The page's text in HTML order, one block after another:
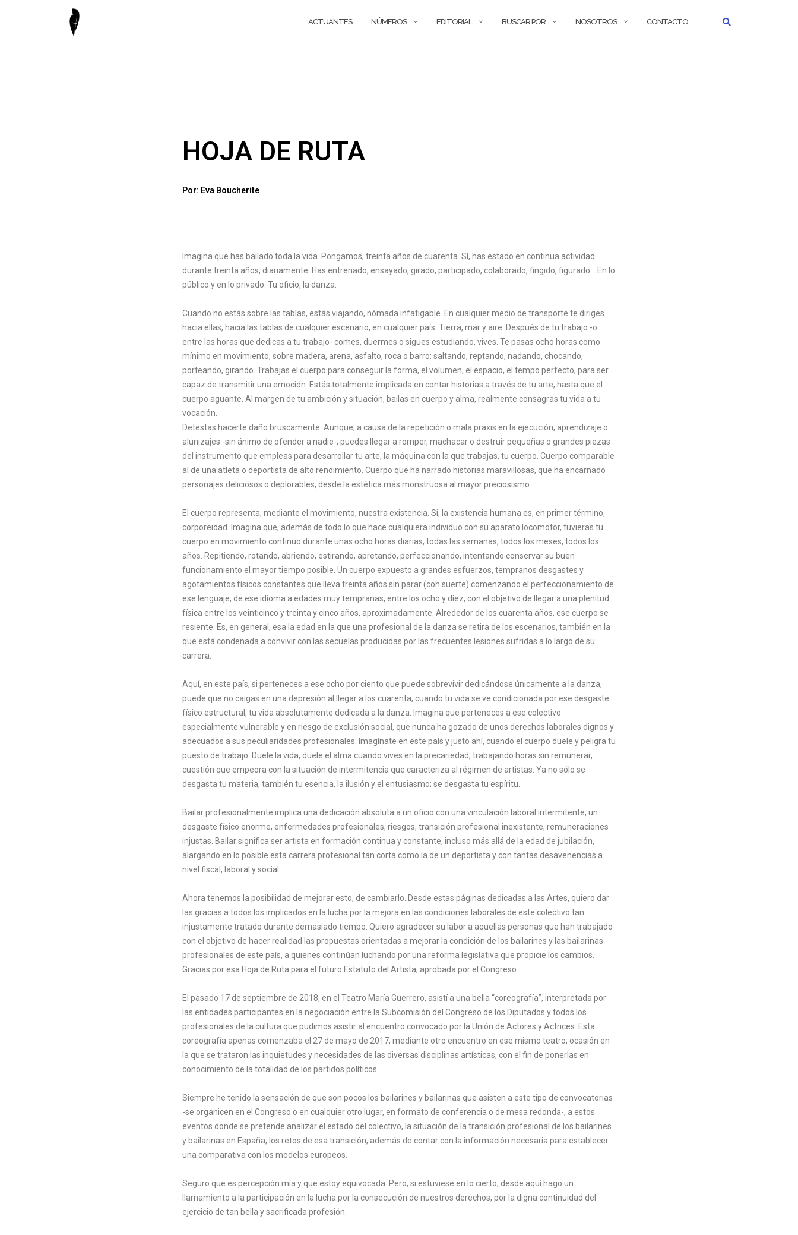
ACTUANTES NÚMEROS EDITORIAL BUSCAR POR NOSOTROS CONTACTO
HOJA DE RUTA
Por: Eva Boucherite
Imagina que has bailado toda la vida. Pongamos, treinta años de cuarenta. Sí, has estado en continua actividad
durante treinta años, diariamente. Has entrenado, ensayado, girado, participado, colaborado, fingido, figurado… En lo
público y en lo privado. Tu oficio, la danza.
Cuando no estás sobre las tablas, estás viajando, nómada infatigable. En cualquier medio de transporte te diriges
hacia ellas, hacia las tablas de cualquier escenario, en cualquier país. Tierra, mar y aire. Después de tu trabajo -o
entre las horas que dedicas a tu trabajo- comes, duermes o sigues estudiando, vives. Te pasas ocho horas como
mínimo en movimiento; sobre madera, arena, asfalto, roca o barro: saltando, reptando, nadando, chocando,
porteando, girando. Trabajas el cuerpo para conseguir la forma, el volumen, el espacio, el tempo perfecto, para ser
capaz de transmitir una emoción. Estás totalmente implicada en contar historias a través de tu arte, hasta que el
cuerpo aguante. Al margen de tu ambición y situación, bailas en cuerpo y alma, realmente consagras tu vida a tu
vocación.
Detestas hacerte daño bruscamente. Aunque, a causa de la repetición o mala praxis en la ejecución, aprendizaje o
alunizajes -sin ánimo de ofender a nadie-, puedes llegar a romper, machacar o destruir pequeñas o grandes piezas
del instrumento que empleas para desarrollar tu arte, la máquina con la que trabajas, tu cuerpo. Cuerpo comparable
al de una atleta o deportista de alto rendimiento. Cuerpo que ha narrado historias maravillosas, que ha encarnado
personajes deliciosos o deplorables, desde la estética más monstruosa al mayor preciosismo.
El cuerpo representa, mediante el movimiento, nuestra existencia. Si, la existencia humana es, en primer término,
corporeidad. Imagina que, además de todo lo que hace cualquiera individuo con su aparato locomotor, tuvieras tu
cuerpo en movimiento continuo durante unas ocho horas diarias, todas las semanas, todos los meses, todos los
años. Repitiendo, rotando, abriendo, estirando, apretando, perfeccionando, intentando conservar su buen
funcionamiento el mayor tiempo posible. Un cuerpo expuesto a grandes esfuerzos, tempranos desgastes y
agotamientos físicos constantes que lleva treinta años sin parar (con suerte) comenzando el perfeccionamiento de
ese lenguaje, de ese idioma a edades muy tempranas, entre los ocho y diez, con el objetivo de llegar a una plenitud
física entre los veinticinco y treinta y cinco años, aproximadamente. Alrededor de los cuarenta años, ese cuerpo se
resiente. Es, en general, esa la edad en la que una profesional de la danza se retira de los escenarios, también en la
que está condenada a convivir con las secuelas producidas por las frecuentes lesiones sufridas a lo largo de su
carrera.
Aquí, en este país, si perteneces a ese ocho por ciento que puede sobrevivir dedicándose únicamente a la danza,
puede que no caigas en una depresión al llegar a los cuarenta, cuando tu vida se ve condicionada por ese desgaste
físico estructural, tu vida absolutamente dedicada a la danza. Imagina que perteneces a ese colectivo
especialmente vulnerable y en riesgo de exclusión social, que nunca ha gozado de unos derechos laborales dignos y
adecuados a sus peculiaridades profesionales. Imagínate en este país y justo ahí, cuando el cuerpo duele y peligra tu
puesto de trabajo. Duele la vida, duele el alma cuando vives en la precariedad, trabajando horas sin remunerar,
cuestión que empeora con la situación de intermitencia que caracteriza al régimen de artistas. Ya no sólo se
desgasta tu materia, también tu esencia, la ilusión y el entusiasmo; se desgasta tu espíritu.
Bailar profesionalmente implica una dedicación absoluta a un oficio con una vinculación laboral intermitente, un
desgaste físico enorme, enfermedades profesionales, riesgos, transición profesional inexistente, remuneraciones
injustas. Bailar significa ser artista en formación continua y constante, incluso más allá de la edad de jubilación,
alargando en lo posible esta carrera profesional tan corta como la de un deportista y con tantas desavenencias a
nivel fiscal, laboral y social.
Ahora tenemos la posibilidad de mejorar esto, de cambiarlo. Desde estas páginas dedicadas a las Artes, quiero dar
las gracias a todos los implicados en la lucha por la mejora en las condiciones laborales de este colectivo tan
injustamente tratado durante demasiado tiempo. Quiero agradecer su labor a aquellas personas que han trabajado
con el objetivo de hacer realidad las propuestas orientadas a mejorar la condición de los bailarines y las bailarinas
profesionales de este país, a quienes continúan luchando por una reforma legislativa que propicie los cambios.
Gracias por esa Hoja de Ruta para el futuro Estatuto del Artista, aprobada por el Congreso.
El pasado 17 de septiembre de 2018, en el Teatro María Guerrero, asistí a una bella “coreografía”, interpretada por
las entidades participantes en la negociación entre la Subcomisión del Congreso de los Diputados y todos los
profesionales de la cultura que pudimos asistir al encuentro convocado por la Unión de Actores y Actrices. Esta
coreografía apenas comenzaba el 27 de mayo de 2017, mediante otro encuentro en ese mismo teatro, ocasión en
la que se trataron las inquietudes y necesidades de las diversas disciplinas artísticas, con el fin de ponerlas en
conocimiento de la totalidad de los partidos políticos.
Siempre he tenido la sensación de que son pocos los bailarines y bailarinas que asisten a este tipo de convocatorias
-se organicen en el Congreso o en cualquier otro lugar, en formato de conferencia o de mesa redonda-, a estos
eventos donde se pretende analizar el estado del colectivo, la situación de la transición profesional de los bailarines
y bailarinas en España, los retos de esa transición, además de contar con la información necesaria para establecer
una comparativa con los modelos europeos.
Seguro que es percepción mía y que estoy equivocada. Pero, si estuviese en lo cierto, desde aquí hago un
llamamiento a la participación en la lucha por la consecución de nuestros derechos, por la digna continuidad del
ejercicio de tan bella y sacrificada profesión.